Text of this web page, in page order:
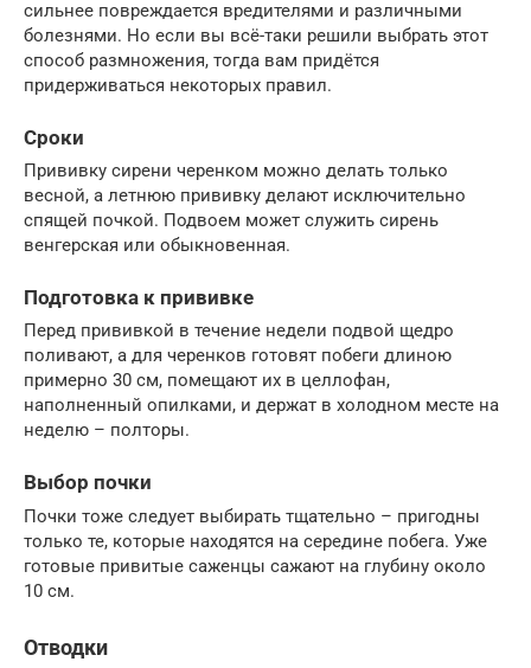
сильнее повреждается вредителями и различными
болезнями. Но если вы всё-таки решили выбрать этот
способ размножения, тогда вам придётся
придерживаться некоторых правил.
Сроки
Прививку сирени черенком можно делать только
весной, а летнюю прививку делают исключительно
спящей почкой. Подвоем может служить сирень
венгерская или обыкновенная.
Подготовка к прививке
Перед прививкой в течение недели подвой щедро
поливают, а для черенков готовят побеги длиною
примерно 30 см, помещают их в целлофан,
наполненный опилками, и держат в холодном месте на
неделю – полторы.
Выбор почки
Почки тоже следует выбирать тщательно – пригодны
только те, которые находятся на середине побега. Уже
готовые привитые саженцы сажают на глубину около
10 см.
Отводки